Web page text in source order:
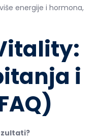
energije i hormona,
i